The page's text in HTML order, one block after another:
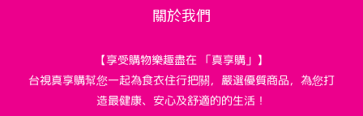
關於我們
【享受購物樂趣盡在 「真享購」】
台視真享購幫您一起為食衣住行把關，嚴選優質商品，為您打
造最健康、安心及舒適的的生活！